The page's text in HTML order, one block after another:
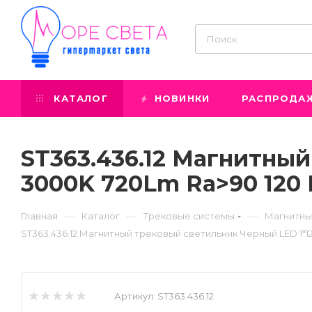
КАТАЛОГ НОВИНКИ
ST363.436.12
3000K 720Lm Ra>90 120
Главная — Каталог — Трековые системы —
ST363.436.12 Магнитный трековый светильник Черный LED
Артикул: ST363.436.12